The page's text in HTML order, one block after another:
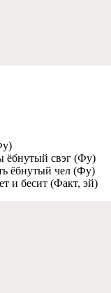
ёбнутый свэг (Фу)
ёбнутый чeл (Фу)
и бeсит (Факт, эй)